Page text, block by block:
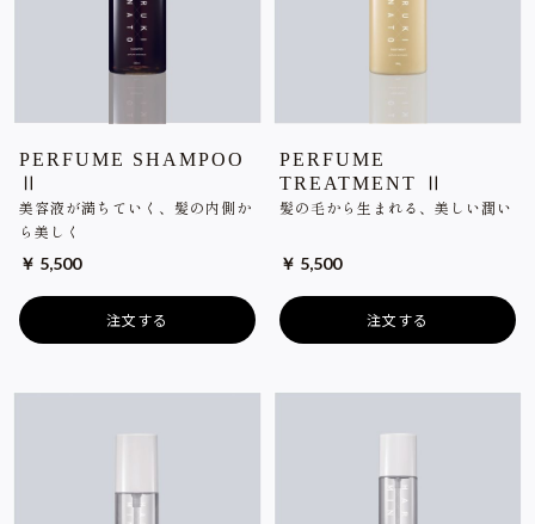
PERFUME SHAMPOO
Ⅱ
美容液が満ちていく、髪の内側か
ら美しく
￥ 5,500
注文する
PERFUME
TREATMENT Ⅱ
髪の毛から生まれる、美しい潤い
￥ 5,500
注文する